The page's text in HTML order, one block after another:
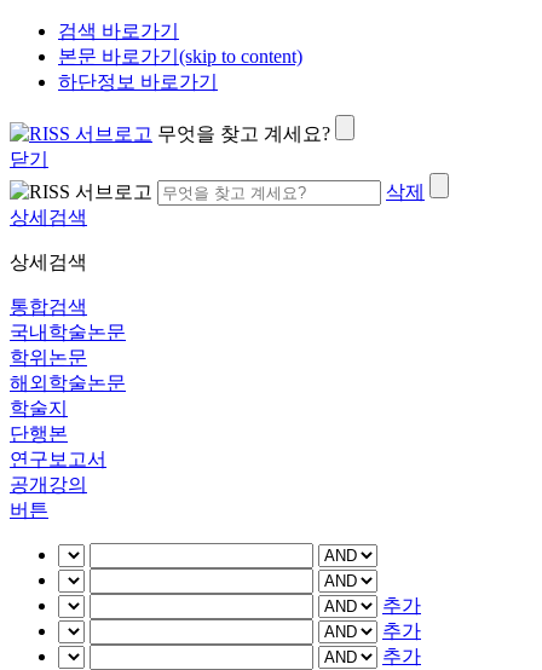
검색 바로가기
본문 바로가기(skip to content)
하단정보 바로가기
무엇을 찾고 계세요?
닫기
삭제
상세검색
상세검색
통합검색
국내학술논문
학위논문
해외학술논문
학술지
단행본
연구보고서
공개강의
버튼
추가
추가
추가